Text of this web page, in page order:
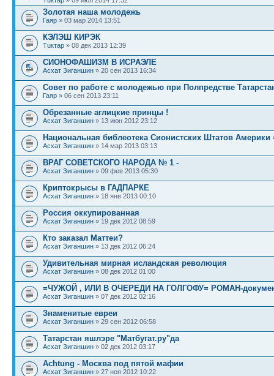
Золотая наша молодежь
Гаяр » 03 мар 2014 13:51
КЭЛЭШ КИРЭК
Тuктар » 08 дек 2013 12:39
СИОНОФАШИЗМ В ИСРАЭЛЕ
Асхат Зиганшин » 20 сен 2013 16:34
Совет по работе с молодежью при Полпредстве
Гаяр » 06 сен 2013 23:11
Обрезанные аглицкие принцы !
Асхат Зиганшин » 13 июн 2012 23:12
Национальная библеотека Сионистских Штатов
Асхат Зиганшин » 14 мар 2013 03:13
ВРАГ СОВЕТСКОГО НАРОДА № 1 -
Асхат Зиганшин » 09 фев 2013 05:30
Криптокрысы в ГАДПАРКЕ
Асхат Зиганшин » 18 янв 2013 00:10
Россия оккупированная
Асхат Зиганшин » 19 дек 2012 08:59
Кто заказал Маттеи?
Асхат Зиганшин » 13 дек 2012 06:24
Удивительная мирная исландская революция
Асхат Зиганшин » 08 дек 2012 01:00
=ЧУЖОЙ , ИЛИ В ОЧЕРЕДИ НА ГОЛГОФУ= РОМАН-
Асхат Зиганшин » 07 дек 2012 02:16
Знаменитые евреи
Асхат Зиганшин » 29 сен 2012 06:58
Татарстан яшлэре "Матбугат.ру"да
Асхат Зиганшин » 02 дек 2012 03:17
Achtung - Москва под пятой мафии
Асхат Зиганшин » 27 ноя 2012 10:22